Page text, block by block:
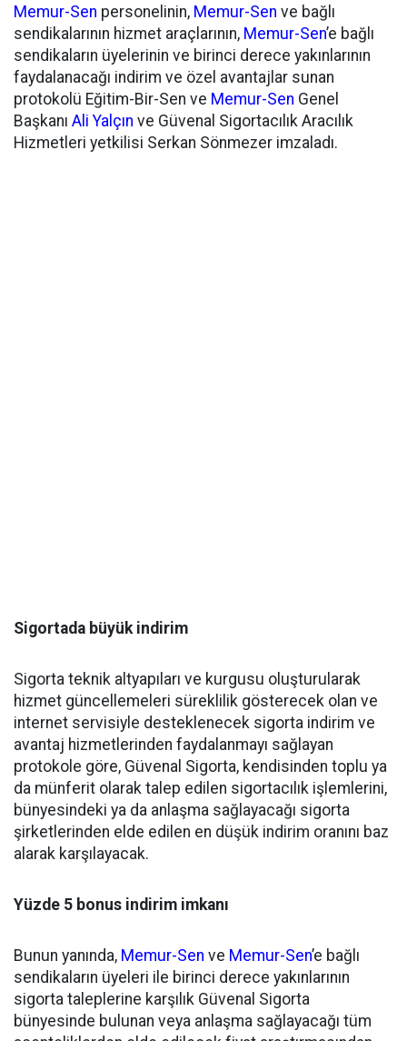
Memur-Sen personelinin, Memur-Sen ve bağlı
sendikalarının hizmet araçlarının, Memur-Sen’e bağlı
sendikaların üyelerinin ve birinci derece yakınlarının
faydalanacağı indirim ve özel avantajlar sunan
protokolü Eğitim-Bir-Sen ve Memur-Sen Genel
Başkanı Ali Yalçın ve Güvenal Sigortacılık Aracılık
Hizmetleri yetkilisi Serkan Sönmezer imzaladı.
Sigortada büyük indirim
Sigorta teknik altyapıları ve kurgusu oluşturularak
hizmet güncellemeleri süreklilik gösterecek olan ve
internet servisiyle desteklenecek sigorta indirim ve
avantaj hizmetlerinden faydalanmayı sağlayan
protokole göre, Güvenal Sigorta, kendisinden toplu ya
da münferit olarak talep edilen sigortacılık işlemlerini,
bünyesindeki ya da anlaşma sağlayacağı sigorta
şirketlerinden elde edilen en düşük indirim oranını baz
alarak karşılayacak.
Yüzde 5 bonus indirim imkanı
Bunun yanında, Memur-Sen ve Memur-Sen’e bağlı
sendikaların üyeleri ile birinci derece yakınlarının
sigorta taleplerine karşılık Güvenal Sigorta
bünyesinde bulunan veya anlaşma sağlayacağı tüm